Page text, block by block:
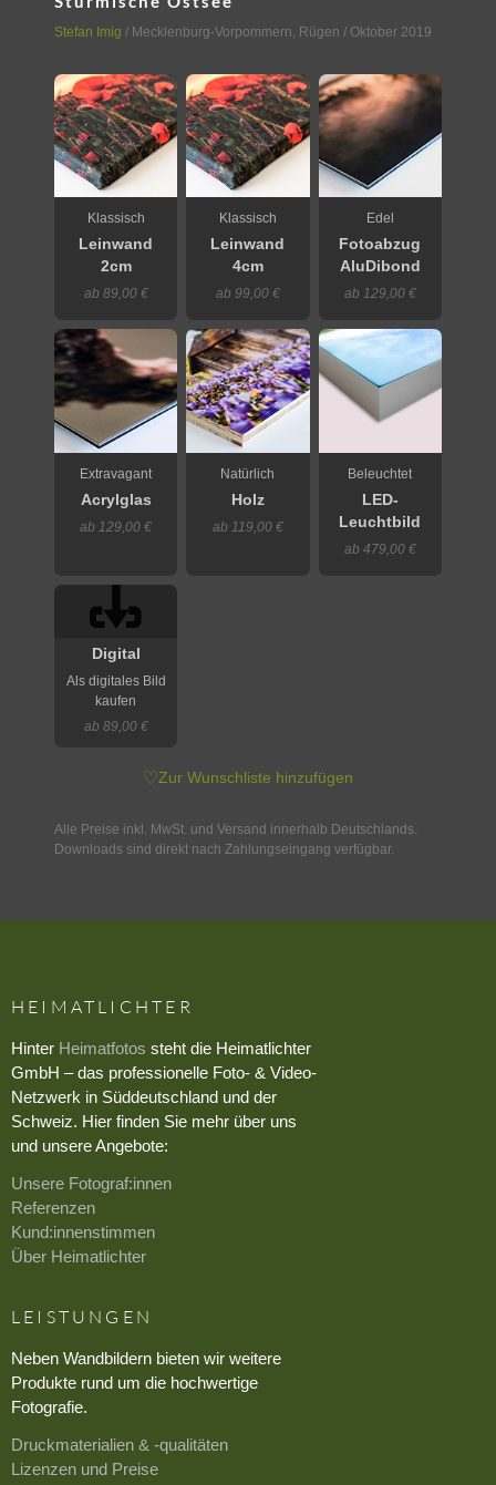
Stefan Imig / Mecklenburg-Vorpommern, Rügen / Oktober 2019
Klassisch
Leinwand
2cm
ab 89,00 €
Klassisch
Leinwand
4cm
ab 99,00 €
Edel
Fotoabzug
AluDibond
ab 129,00 €
Extravagant
Acrylglas
ab 129,00 €
Natürlich
Holz
ab 119,00 €
Beleuchtet
LED-
Leuchtbild
ab 479,00 €
Digital
Als digitales Bild
kaufen
ab 89,00 €
♡Zur Wunschliste hinzufügen
Alle Preise inkl. MwSt. und Versand innerhalb Deutschlands.
Downloads sind direkt nach Zahlungseingang verfügbar.
HEIMATLICHTER
Hinter Heimatfotos steht die Heimatlichter
GmbH – das professionelle Foto- & Video-
Netzwerk in Süddeutschland und der
Schweiz. Hier finden Sie mehr über uns
und unsere Angebote:
Unsere Fotograf:innen
Referenzen
Kund:innenstimmen
Über Heimatlichter
LEISTUNGEN
Neben Wandbildern bieten wir weitere
Produkte rund um die hochwertige
Fotografie.
Druckmaterialien & -qualitäten
Lizenzen und Preise